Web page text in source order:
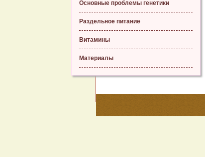
Основные проблемы генетики
Раздельное питание
Витамины
Материалы